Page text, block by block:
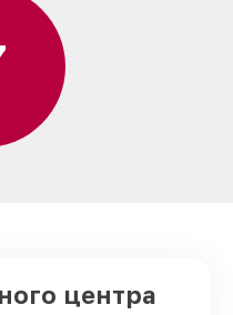
центра